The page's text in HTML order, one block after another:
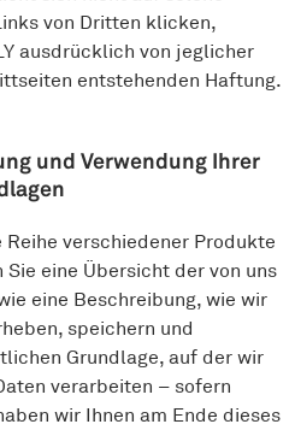
von Dritten klicken,
ausdrücklich von jeglicher
entstehenden Haftung.
und Verwendung Ihrer
Reihe verschiedener Produkte
eine Übersicht der von uns
eine Beschreibung, wie wir
speichern und
Grundlage, auf der wir
verarbeiten – sofern
wir Ihnen am Ende dieses